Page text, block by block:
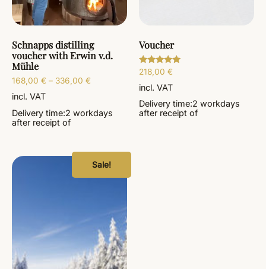
Schnapps distilling
voucher with Erwin v.d.
Mühle
168,00 € – 336,00 €
incl. VAT
Delivery time:2 workdays
after receipt of
Voucher
Rated
5.00
out of 5
218,00 €
incl. VAT
Delivery time:2 workdays
after receipt of
Sale!